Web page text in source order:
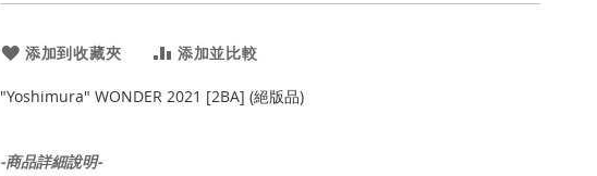
添加到收藏夾 添加並比較
"Yoshimura" WONDER 2021 [2BA] (絕版品)
-商品詳細說明-